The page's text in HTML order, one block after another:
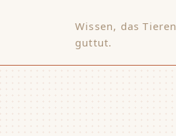
Wissen, das Tieren
guttut.